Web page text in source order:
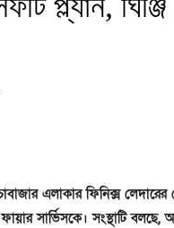
এলাকার ফিনিক্স
সার্ভিসকে। সংস্থাটি